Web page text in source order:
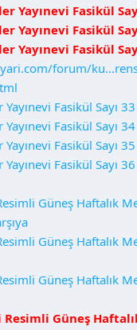
Yayınevi Fasikül
Yayınevi Fasikül
Yayınevi Fasikül
forum/
Fasikül Sayı 33
Fasikül Sayı 34
Fasikül Sayı 35
Fasikül Sayı 36
Güneş Haftalık
Güneş Haftalık
Güneş Haftalık
Resimli Güneş